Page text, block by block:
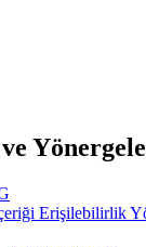
Erişilebilirlik